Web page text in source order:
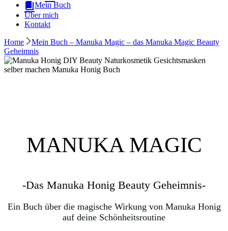
Mein Buch
Über mich
Kontakt
Home
Mein Buch – Manuka Magic – das Manuka Magic Beauty
Geheimnis
MANUKA MAGIC
-Das Manuka Honig Beauty Geheimnis-
Ein Buch über die magische Wirkung von Manuka Honig
auf deine Schönheitsroutine